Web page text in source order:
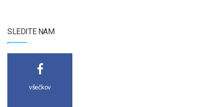
SLEDITE NAM
všečkov